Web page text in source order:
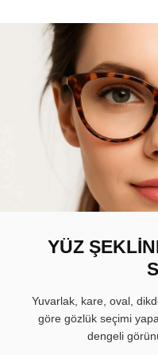
YÜZ
Yuvarlak, kare, oval,
göre gözlük seçimi
dengeli